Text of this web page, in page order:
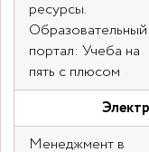
ресурсы.
Образовательный
портал: Учеба на
пять с плюсом
Менеджмент в